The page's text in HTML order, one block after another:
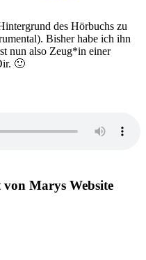
des Hörbuchs zu
Bisher habe ich ihn
nun also Zeug*in einer
🙂
von Marys Website